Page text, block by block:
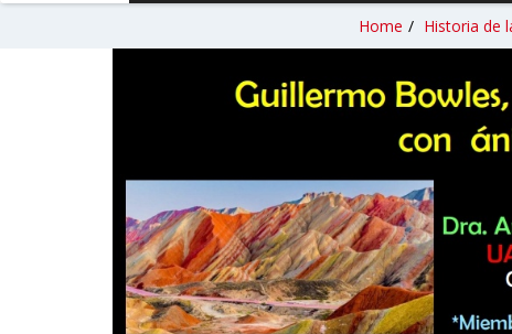
Home / Historia de